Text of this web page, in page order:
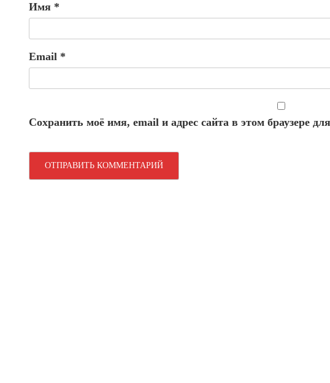
Имя *
Email *
Сохранить моё имя, email и адрес сайта в этом браузере